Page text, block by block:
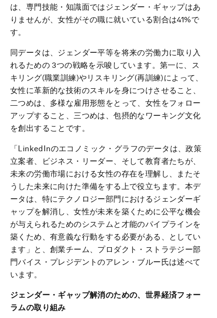
は、専門技能・知識面ではジェンダー・ギャップはあ
りませんが、女性がその職に就いている割合は41%で
す。
同データは、ジェンダー平等を将来の労働力に取り入
れるための 3つの戦略を示唆しています。第一に、ス
キリング(職業訓練)やリスキリング(再訓練)によって、
女性に革新的な技術のスキルを身につけさせること、
二つめは、多様な雇用形態をとって、女性をフォロー
アップすること、三つめは、包摂的なワーキング文化
を創出することです。
「LinkedInのエコノミック・グラフのデータは、政策
立案者、ビジネス・リーダー、そして教育者たちが、
未来の労働市場における女性の存在を理解し、またそ
うした未来に向けた準備をする上で役立ちます。本デ
ータは、特にテクノロジー部門におけるジェンダーギ
ャップを解消し、女性が未来を築くために公平な機会
が与えられるためのシステムと才能のパイプラインを
築くため、有意義な行動をする必要がある、としてい
ます」と、創業チーム、プロダクト・ストラテジー部
門バイス・プレジデントのアレン・ブルー氏は述べて
います。
ジェンダー・ギャップ解消のための、世界経済フォー
ラムの取り組み